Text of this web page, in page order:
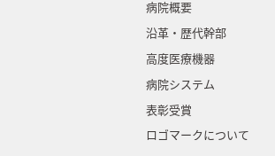
病院概要
沿革・歴代幹部
高度医療機器
病院システム
表彰受賞
ロゴマークについて